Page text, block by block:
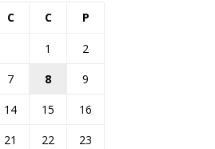
C C P
1
2
7 8
9
14 15
16
21 22
23